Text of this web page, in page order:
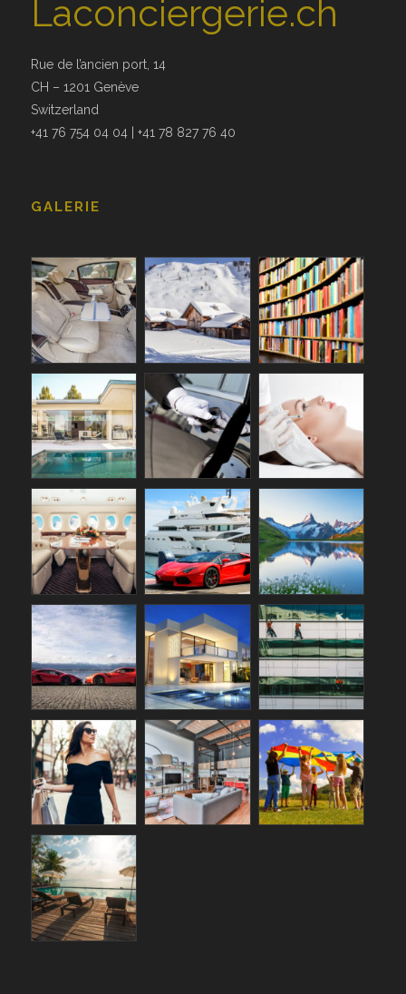
Laconciergerie.ch
Rue de l’ancien port, 14
CH – 1201 Genève
Switzerland
+41 76 754 04 04 | +41 78 827 76 40
GALERIE